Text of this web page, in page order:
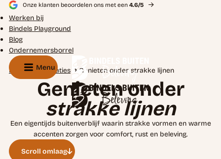
Onze klanten beoordelen ons met een4.6/5
Werken bij
Bindels Playground
Blog
Ondernemersborrel
Menu
Home Realisaties Genieten onder strakke lijnen
Genieten onder
strakke lijnen
Een eigentijds buitenverblijf waarin strakke vormen en warme
accenten zorgen voor comfort, rust en beleving.
Scroll omlaag